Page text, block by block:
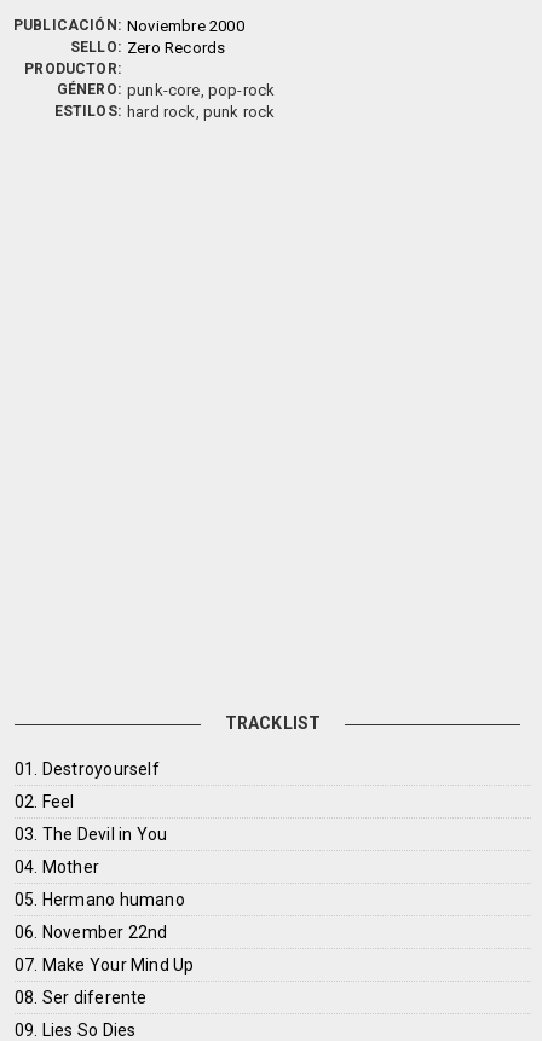
PUBLICACIÓN: Noviembre 2000
SELLO: Zero Records
PRODUCTOR:
GÉNERO: punk-core, pop-rock
ESTILOS: hard rock, punk rock
TRACKLIST
01. Destroyourself
02. Feel
03. The Devil in You
04. Mother
05. Hermano humano
06. November 22nd
07. Make Your Mind Up
08. Ser diferente
09. Lies So Dies